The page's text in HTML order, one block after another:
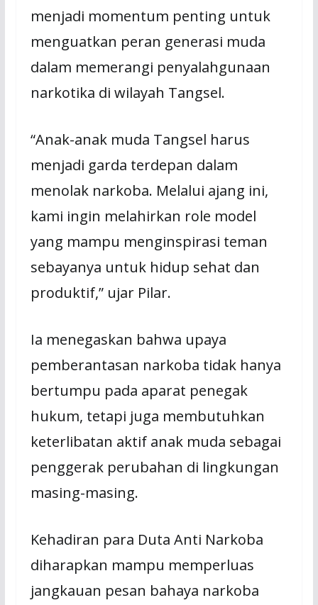
menjadi momentum penting untuk
menguatkan peran generasi muda
dalam memerangi penyalahgunaan
narkotika di wilayah Tangsel.
“Anak-anak muda Tangsel harus
menjadi garda terdepan dalam
menolak narkoba. Melalui ajang ini,
kami ingin melahirkan role model
yang mampu menginspirasi teman
sebayanya untuk hidup sehat dan
produktif,” ujar Pilar.
Ia menegaskan bahwa upaya
pemberantasan narkoba tidak hanya
bertumpu pada aparat penegak
hukum, tetapi juga membutuhkan
keterlibatan aktif anak muda sebagai
penggerak perubahan di lingkungan
masing-masing.
Kehadiran para Duta Anti Narkoba
diharapkan mampu memperluas
jangkauan pesan bahaya narkoba